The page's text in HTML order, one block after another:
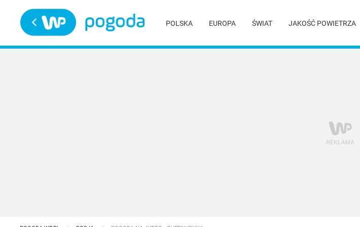
POLSKA EUROPA ŚWIAT JAKOŚĆ POWIETRZA